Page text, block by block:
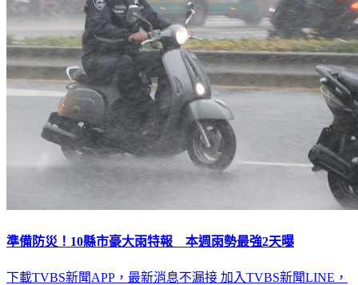
準備防災！10縣市豪大雨特報 本週雨勢最強2天曝
下載TVBS新聞APP，最新消息不漏接 加入TVBS新聞LINE，